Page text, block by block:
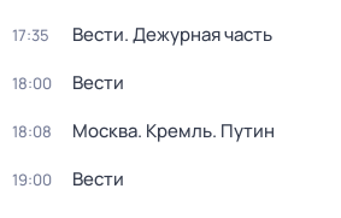
17:35 Вести. Дежурная часть
18:00 Вести
18:08 Москва. Кремль. Путин
19:00 Вести